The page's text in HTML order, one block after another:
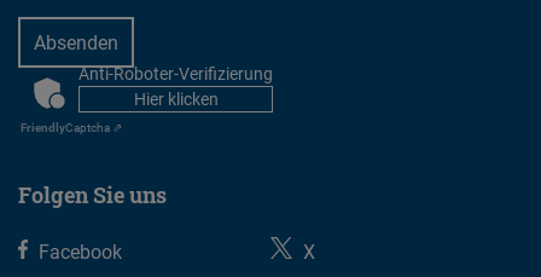
CAPTCHAAnti-Roboter-Verifizierung
Hier klicken
FriendlyCaptcha ⇗
Folgen Sie uns
Facebook
X